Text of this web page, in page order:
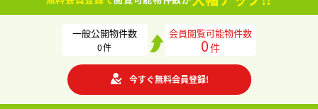
一般公開物件数
0件
会員閲覧可能物件数
0件
今すぐ無料会員登録!